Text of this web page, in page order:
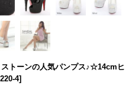
トーンの人気パンプス♪☆14cmヒ
4]